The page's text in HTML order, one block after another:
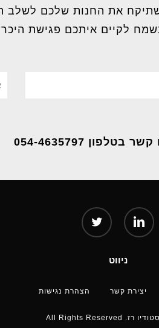
את החנות שלכם לשלב
לקיים איתכם פגישת
054-4635797
twitter linkedin
ניווט
יצירת קשר הצהרת נגישות